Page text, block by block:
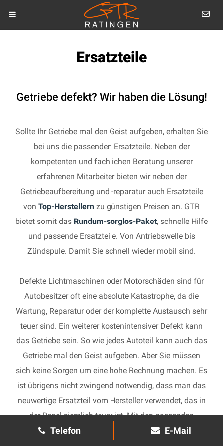
Telefon E-Mail
Ersatzteile
Getriebe defekt? Wir haben die Lösung!
Sollte Ihr Getriebe mal den Geist aufgeben, erhalten Sie
bei uns die passenden Ersatzteile. Neben der
kompetenten und fachlichen Beratung unserer
erfahrenen Mitarbeiter bieten wir neben der
Getriebeaufbereitung und -reparatur auch Ersatzteile
von Top-Herstellern zu günstigen Preisen an. GTR
bietet somit das Rundum-sorglos-Paket, schnelle Hilfe
und passende Ersatzteile. Von Antriebswelle bis
Zündspule. Damit Sie schnell wieder mobil sind.
Defekte Lichtmaschinen oder Motorschäden sind für
Autobesitzer oft eine absolute Katastrophe, da die
Wartung, Reparatur oder der komplette Austausch sehr
teuer sind. Ein weiterer kostenintensiver Defekt kann
das Getriebe sein. So wie jedes Autoteil kann auch das
Getriebe mal den Geist aufgeben. Aber Sie müssen
sich keine Sorgen um eine hohe Rechnung machen. Es
ist übrigens nicht zwingend notwendig, dass man das
neuwertige Ersatzteil vom Hersteller verwendet, das in
der Regel ziemlich teuer ist. Mit den passenden
Ersatzteilen kann jedes gebrauchte Getriebe schnell